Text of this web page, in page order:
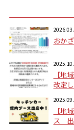
おか
【地
改定し
【地
ス 出